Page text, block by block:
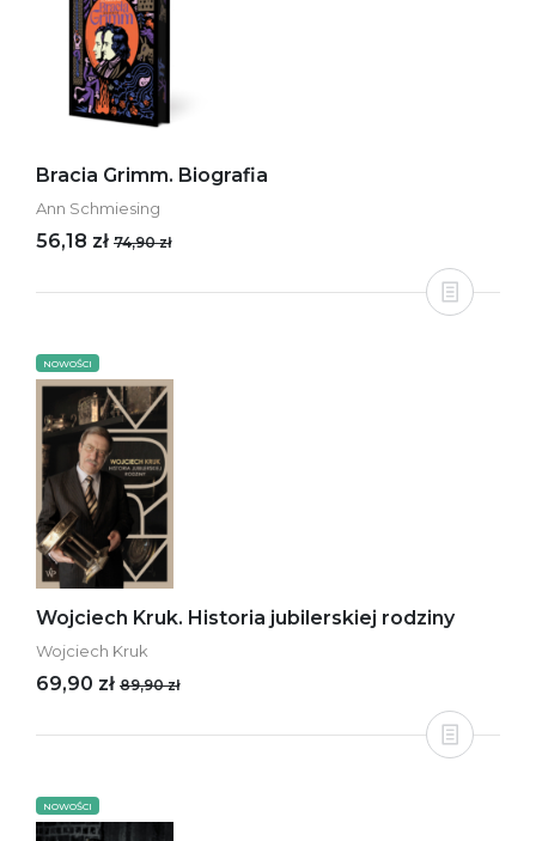
Bracia Grimm. Biografia
Ann Schmiesing
56,18 zł 74,90 zł
NOWOŚCI
Wojciech Kruk. Historia jubilerskiej rodziny
Wojciech Kruk
69,90 zł 89,90 zł
NOWOŚCI